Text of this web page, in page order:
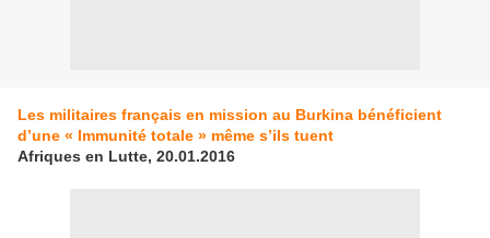
Les militaires français en mission au Burkina bénéficient
d’une « Immunité totale » même s’ils tuent
Afriques en Lutte, 20.01.2016